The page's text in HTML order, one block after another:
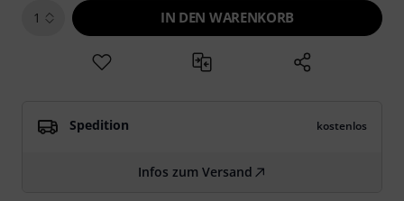
1 IN DEN WARENKORB
Spedition kostenlos
Infos zum Versand